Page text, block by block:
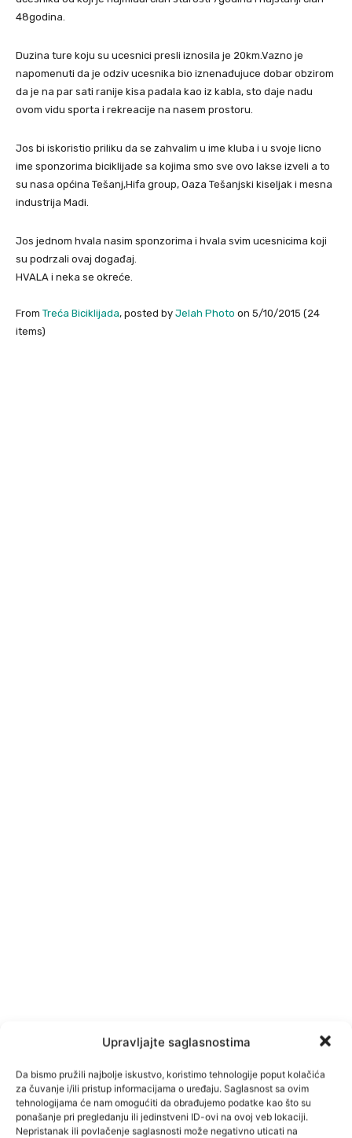
Upravljajte saglasnostima
Da bismo pružili najbolje iskustvo, koristimo tehnologije poput kolačića
za čuvanje i/ili pristup informacijama o uređaju. Saglasnost sa ovim
tehnologijama će nam omogućiti da obrađujemo podatke kao što su
ponašanje pri pregledanju ili jedinstveni ID-ovi na ovoj veb lokaciji.
Nepristanak ili povlačenje saglasnosti može negativno uticati na
48godina.
Duzina ture koju su ucesnici presli iznosila je 20km.Vazno je
napomenuti da je odziv ucesnika bio iznenađujuce dobar obzirom
da je na par sati ranije kisa padala kao iz kabla, sto daje nadu
ovom vidu sporta i rekreacije na nasem prostoru.
Jos bi iskoristio priliku da se zahvalim u ime kluba i u svoje licno
ime sponzorima biciklijade sa kojima smo sve ovo lakse izveli a to
su nasa općina Tešanj,Hifa group, Oaza Tešanjski kiseljak i mesna
industrija Madi.
Jos jednom hvala nasim sponzorima i hvala svim ucesnicima koji
su podrzali ovaj događaj.
HVALA i neka se okreće.
From Treća Biciklijada, posted by Jelah Photo on 5/10/2015 (24
items)